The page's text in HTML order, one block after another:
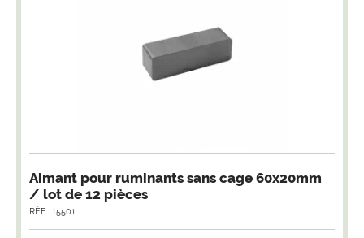
Aimant pour ruminants sans cage 60x20mm
/ lot de 12 pièces
RÉF : 15501